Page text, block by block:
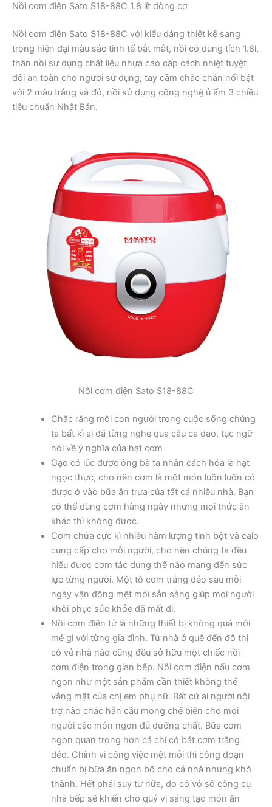
Nồi cơm điện Sato S18-88C 1.8 lít dòng cơ
Nồi cơm điện Sato S18-88C với kiểu dáng thiết kế sang
trọng hiện đại màu sắc tinh tế bắt mắt, nồi có dung tích 1.8l,
thân nồi sư dụng chất liệu nhựa cao cấp cách nhiệt tuyệt
đối an toàn cho người sử dụng, tay cầm chắc chắn nổi bật
với 2 màu trắng và đỏ, nồi sử dụng công nghệ ủ ấm 3 chiều
tiêu chuẩn Nhật Bản.
Nồi cơm điện Sato S18-88C
Chắc rằng mỗi con người trong cuộc sống chúng
ta bất kì ai đã từng nghe qua câu ca dao, tục ngữ
nói về ý nghĩa của hạt cơm
Gạo có lúc được ông bà ta nhân cách hóa là hạt
ngọc thực, cho nên cơm là một món luôn luôn có
được ở vào bữa ăn trưa của tất cả nhiều nhà. Bạn
có thể dùng cơm hàng ngày nhưng mọi thức ăn
khác thì không được.
Cơm chứa cực kì nhiều hàm lượng tinh bột và calo
cung cấp cho mỗi người, cho nên chúng ta đều
hiểu được cơm tác dụng thế nào mang đến sức
lực từng người. Một tô cơm trắng dẻo sau mỗi
ngày vận động mệt mỏi sẵn sàng giúp mọi người
khôi phục sức khỏe đã mất đi.
Nồi cơm điện tử là những thiết bị không quá mới
mẻ gì với từng gia đình. Từ nhà ở quê đến đô thị
có vẻ nhà nào cũng đều sở hữu một chiếc nồi
cơm điện trong gian bếp. Nồi cơm điện nấu cơm
ngon như một sản phẩm cần thiết không thể
vắng mặt của chị em phụ nữ. Bất cứ ai người nội
trợ nào chắc hẳn cầu mong chế biến cho mọi
người các món ngon đủ dưỡng chất. Bữa cơm
ngon quan trọng hơn cả chỉ có bát cơm trắng
dẻo. Chính vì công việc mệt mỏi thì công đoạn
chuẩn bị bữa ăn ngon bổ cho cả nhà nhưng khó
thành. Hết phải suy tư nữa, do có vô số công cụ
nhà bếp sẽ khiến cho quý vị sáng tạo món ăn